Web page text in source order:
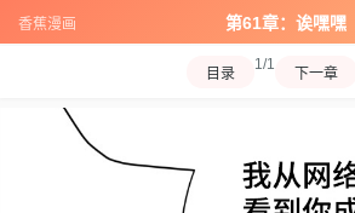
香蕉漫画 第61章：诶嘿嘿
目录
1/1
下一章